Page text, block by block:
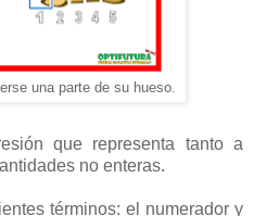
una parte de su hueso.
que representa tanto a
no enteras.
términos: el numerador y